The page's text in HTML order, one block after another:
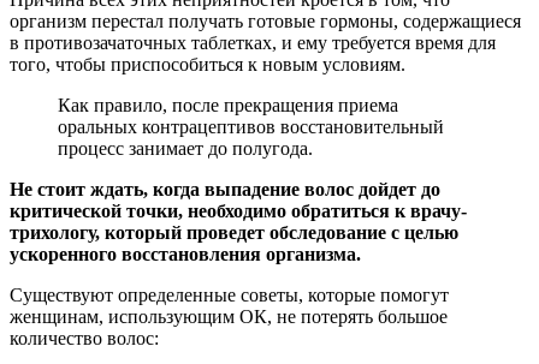
организм перестал получать готовые гормоны, содержащиеся
в противозачаточных таблетках, и ему требуется время для
того, чтобы приспособиться к новым условиям.
Как правило, после прекращения приема
оральных контрацептивов восстановительный
процесс занимает до полугода.
Не стоит ждать, когда выпадение волос дойдет до
критической точки, необходимо обратиться к врачу-
трихологу, который проведет обследование с целью
ускоренного восстановления организма.
Существуют определенные советы, которые помогут
женщинам, использующим ОК, не потерять большое
количество волос: